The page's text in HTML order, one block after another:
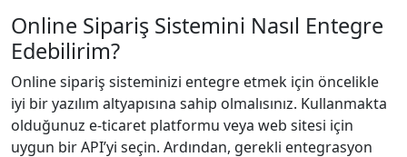
Online Sipariş Sistemini Nasıl Entegre
Edebilirim?
Online sipariş sisteminizi entegre etmek için öncelikle
iyi bir yazılım altyapısına sahip olmalısınız. Kullanmakta
olduğunuz e-ticaret platformu veya web sitesi için
uygun bir API’yi seçin. Ardından, gerekli entegrasyon